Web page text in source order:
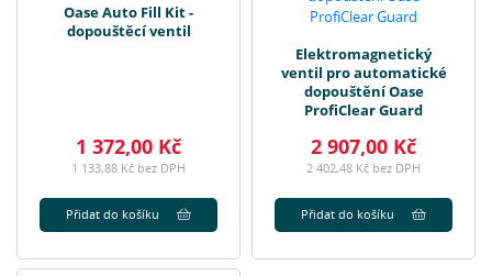
Oase Auto Fill Kit -
dopouštěcí ventil
1 372,00 Kč
1 133,88 Kč bez DPH
Přidat do košíku
Elektromagnetický
ventil pro automatické
dopouštění Oase
ProfiClear Guard
2 907,00 Kč
2 402,48 Kč bez DPH
Přidat do košíku